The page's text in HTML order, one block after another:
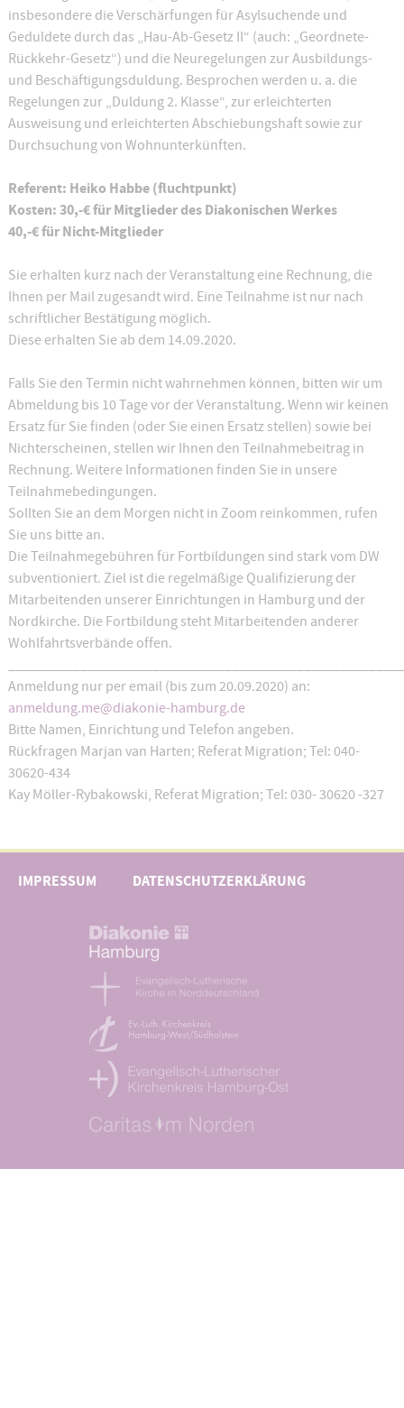
insbesondere die Verschärfungen für Asylsuchende und
Geduldete durch das „Hau-Ab-Gesetz II“ (auch: „Geordnete-
Rückkehr-Gesetz“) und die Neuregelungen zur Ausbildungs-
und Beschäftigungsduldung. Besprochen werden u. a. die
Regelungen zur „Duldung 2. Klasse“, zur erleichterten
Ausweisung und erleichterten Abschiebungshaft sowie zur
Durchsuchung von Wohnunterkünften.
Referent: Heiko Habbe (fluchtpunkt)
Kosten: 30,-€ für Mitglieder des Diakonischen Werkes
40,-€ für Nicht-Mitglieder
Sie erhalten kurz nach der Veranstaltung eine Rechnung, die
Ihnen per Mail zugesandt wird. Eine Teilnahme ist nur nach
schriftlicher Bestätigung möglich.
Diese erhalten Sie ab dem 14.09.2020.
Falls Sie den Termin nicht wahrnehmen können, bitten wir um
Abmeldung bis 10 Tage vor der Veranstaltung. Wenn wir keinen
Ersatz für Sie finden (oder Sie einen Ersatz stellen) sowie bei
Nichterscheinen, stellen wir Ihnen den Teilnahmebeitrag in
Rechnung. Weitere Informationen finden Sie in unsere
Teilnahmebedingungen.
Sollten Sie an dem Morgen nicht in Zoom reinkommen, rufen
Sie uns bitte an.
Die Teilnahmegebühren für Fortbildungen sind stark vom DW
subventioniert. Ziel ist die regelmäßige Qualifizierung der
Mitarbeitenden unserer Einrichtungen in Hamburg und der
Nordkirche. Die Fortbildung steht Mitarbeitenden anderer
Wohlfahrtsverbände offen.
Anmeldung nur per email (bis zum 20.09.2020) an:
anmeldung.me@diakonie-hamburg.de
Bitte Namen, Einrichtung und Telefon angeben.
Rückfragen Marjan van Harten; Referat Migration; Tel: 040-
30620-434
Kay Möller-Rybakowski, Referat Migration; Tel: 030- 30620 -327
IMPRESSUM DATENSCHUTZERKLÄRUNG